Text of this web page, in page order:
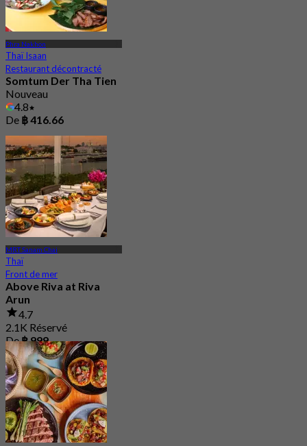
Phra Nakhon
Thaï Isaan
Restaurant décontracté
Somtum Der Tha Tien
Nouveau
4.8
De ฿ 416.66
MRT Sanam Chai
Thaï
Front de mer
Above Riva at Riva
Arun
4.7
2.1K Réservé
De฿ 999